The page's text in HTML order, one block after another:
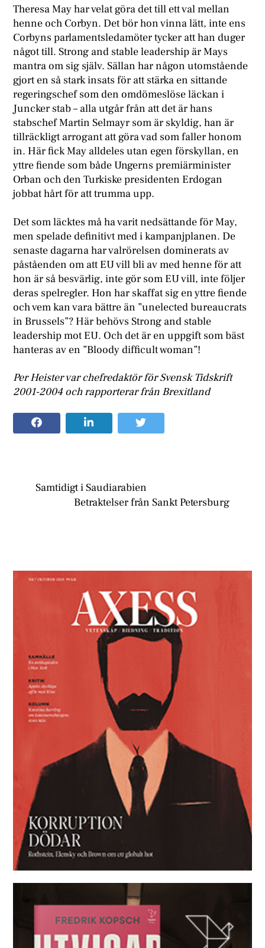
Theresa May har velat göra det till ett val mellan
henne och Corbyn. Det bör hon vinna lätt, inte ens
Corbyns parlamentsledamöter tycker att han duger
något till. Strong and stable leadership är Mays
mantra om sig själv. Sällan har någon utomstående
gjort en så stark insats för att stärka en sittande
regeringschef som den omdömeslöse läckan i
Juncker stab – alla utgår från att det är hans
stabschef Martin Selmayr som är skyldig, han är
tillräckligt arrogant att göra vad som faller honom
in. Här fick May alldeles utan egen förskyllan, en
yttre fiende som både Ungerns premiärminister
Orban och den Turkiske presidenten Erdogan
jobbat hårt för att trumma upp.
Det som läcktes må ha varit nedsättande för May,
men spelade definitivt med i kampanjplanen. De
senaste dagarna har valrörelsen dominerats av
påståenden om att EU vill bli av med henne för att
hon är så besvärlig, inte gör som EU vill, inte följer
deras spelregler. Hon har skaffat sig en yttre fiende
och vem kan vara bättre än ”unelected bureaucrats
in Brussels”? Här behövs Strong and stable
leadership mot EU. Och det är en uppgift som bäst
hanteras av en ”Bloody difficult woman”!
Per Heister var chefredaktör för Svensk Tidskrift
2001-2004 och rapporterar från Brexitland
Samtidigt i Saudiarabien
Betraktelser från Sankt Petersburg